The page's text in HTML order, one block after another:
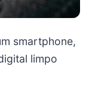
smartphone,
limpo